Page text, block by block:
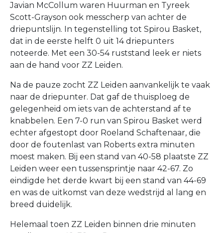
Javian McCollum waren Huurman en Tyreek
Scott-Grayson ook messcherp van achter de
driepuntslijn. In tegenstelling tot Spirou Basket,
dat in de eerste helft 0 uit 14 driepunters
noteerde. Met een 30-54 ruststand leek er niets
aan de hand voor ZZ Leiden.
Na de pauze zocht ZZ Leiden aanvankelijk te vaak
naar de driepunter. Dat gaf de thuisploeg de
gelegenheid om iets van de achterstand af te
knabbelen. Een 7-0 run van Spirou Basket werd
echter afgestopt door Roeland Schaftenaar, die
door de foutenlast van Roberts extra minuten
moest maken. Bij een stand van 40-58 plaatste ZZ
Leiden weer een tussensprintje naar 42-67. Zo
eindigde het derde kwart bij een stand van 44-69
en was de uitkomst van deze wedstrijd al lang en
breed duidelijk.
Helemaal toen ZZ Leiden binnen drie minuten